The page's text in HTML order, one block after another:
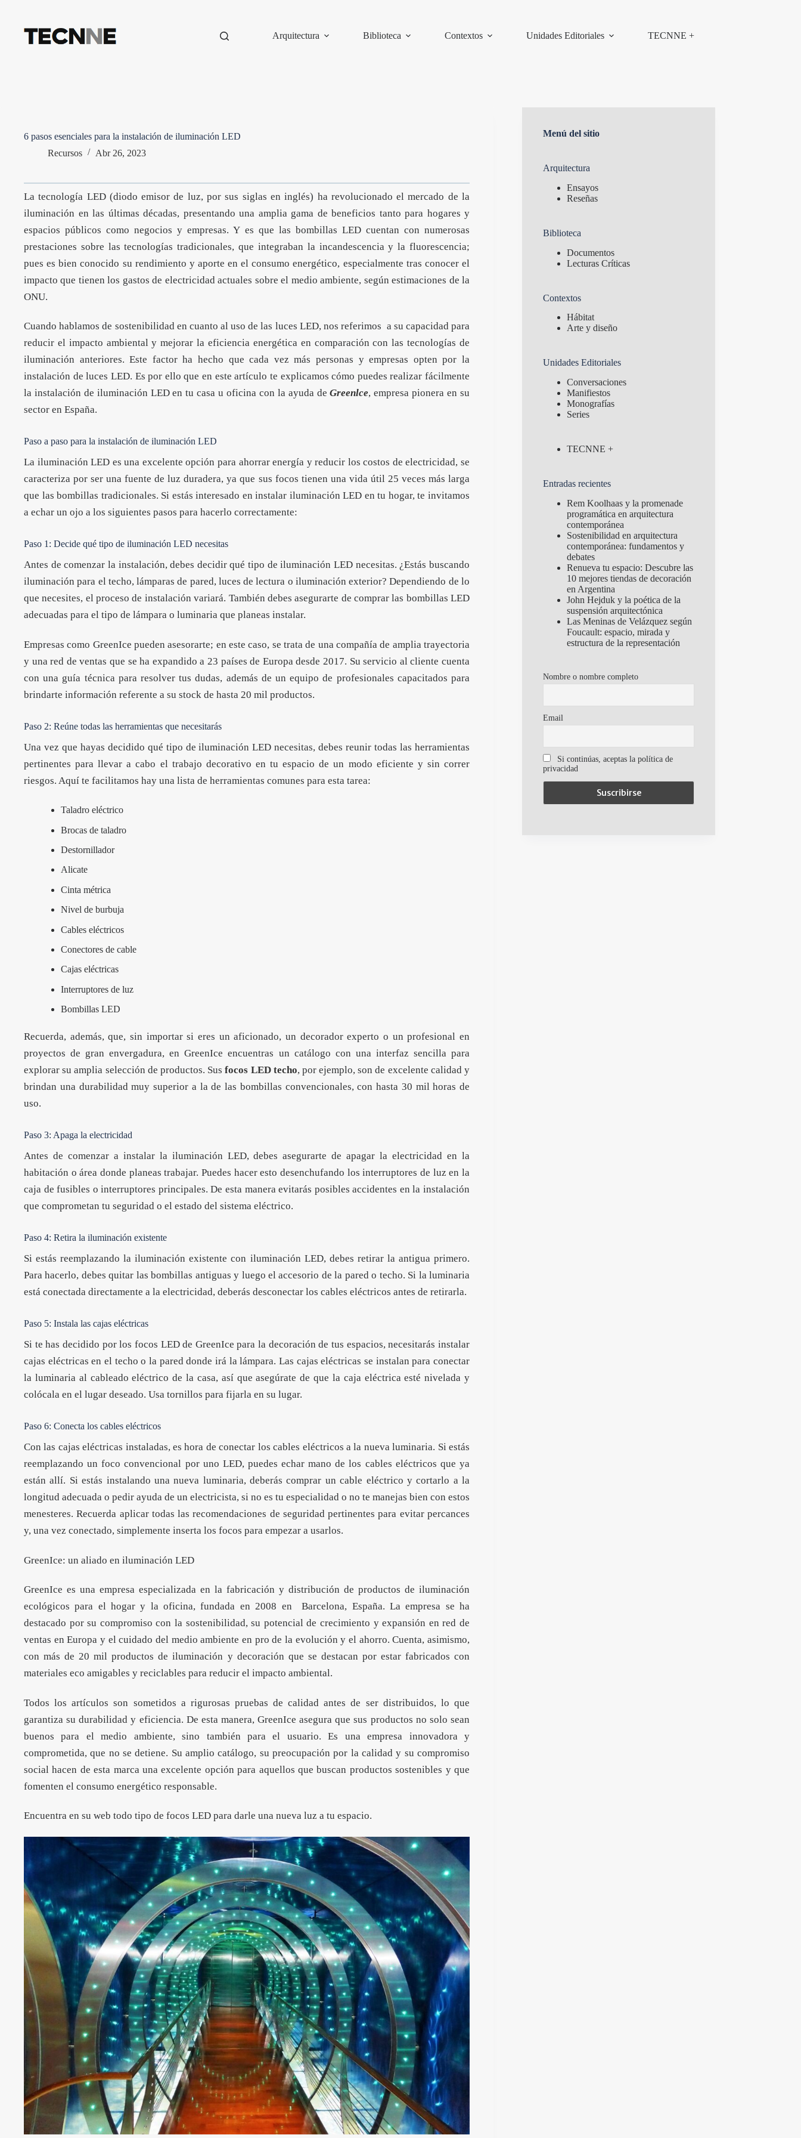
contenido
Arquitectura
Biblioteca Contextos Unidades Editoriales TECNNE +
6 pasos esenciales para la instalación de iluminación LED
Recursos
Abr 26, 2023
La tecnología LED (diodo emisor de luz, por sus siglas en inglés) ha revolucionado el mercado de la
iluminación en las últimas décadas, presentando una amplia gama de beneficios tanto para hogares y
espacios públicos como negocios y empresas. Y es que las bombillas LED cuentan con numerosas
prestaciones sobre las tecnologías tradicionales, que integraban la incandescencia y la fluorescencia;
pues es bien conocido su rendimiento y aporte en el consumo energético, especialmente tras conocer el
impacto que tienen los gastos de electricidad actuales sobre el medio ambiente, según estimaciones de la
ONU.
Cuando hablamos de sostenibilidad en cuanto al uso de las luces LED, nos referimos a su capacidad para
reducir el impacto ambiental y mejorar la eficiencia energética en comparación con las tecnologías de
iluminación anteriores. Este factor ha hecho que cada vez más personas y empresas opten por la
instalación de luces LED. Es por ello que en este artículo te explicamos cómo puedes realizar fácilmente
la instalación de iluminación LED en tu casa u oficina con la ayuda deGreenlce, empresa pionera en su
sector en España.
Paso a paso para la instalación de iluminación LED
La iluminación LED es una excelente opción para ahorrar energía y reducir los costos de electricidad, se
caracteriza por ser una fuente de luz duradera, ya que sus focos tienen una vida útil 25 veces más larga
que las bombillas tradicionales. Si estás interesado en instalar iluminación LED en tu hogar, te invitamos
a echar un ojo a los siguientes pasos para hacerlo correctamente:
Paso 1: Decide qué tipo de iluminación LED necesitas
Antes de comenzar la instalación, debes decidir qué tipo de iluminación LED necesitas. ¿Estás buscando
iluminación para el techo, lámparas de pared, luces de lectura o iluminación exterior? Dependiendo de lo
que necesites, el proceso de instalación variará. También debes asegurarte de comprar las bombillas LED
adecuadas para el tipo de lámpara o luminaria que planeas instalar.
Empresas como GreenIce pueden asesorarte; en este caso, se trata de una compañía de amplia trayectoria
y una red de ventas que se ha expandido a 23 países de Europa desde 2017. Su servicio al cliente cuenta
con una guía técnica para resolver tus dudas, además de un equipo de profesionales capacitados para
brindarte información referente a su stock de hasta 20 mil productos.
Paso 2: Reúne todas las herramientas que necesitarás
Una vez que hayas decidido qué tipo de iluminación LED necesitas, debes reunir todas las herramientas
pertinentes para llevar a cabo el trabajo decorativo en tu espacio de un modo eficiente y sin correr
riesgos. Aquí te facilitamos hay una lista de herramientas comunes para esta tarea:
Taladro eléctrico
Brocas de taladro
Destornillador
Alicate
Cinta métrica
Nivel de burbuja
Cables eléctricos
Conectores de cable
Cajas eléctricas
Interruptores de luz
Bombillas LED
Recuerda, además, que, sin importar si eres un aficionado, un decorador experto o un profesional en
proyectos de gran envergadura, en GreenIce encuentras un catálogo con una interfaz sencilla para
explorar su amplia selección de productos. Susfocos LED techo, por ejemplo, son de excelente calidad y
brindan una durabilidad muy superior a la de las bombillas convencionales, con hasta 30 mil horas de
uso.
Paso 3: Apaga la electricidad
Antes de comenzar a instalar la iluminación LED, debes asegurarte de apagar la electricidad en la
habitación o área donde planeas trabajar. Puedes hacer esto desenchufando los interruptores de luz en la
caja de fusibles o interruptores principales. De esta manera evitarás posibles accidentes en la instalación
que comprometan tu seguridad o el estado del sistema eléctrico.
​​Paso 4: Retira la iluminación existente
Si estás reemplazando la iluminación existente con iluminación LED, debes retirar la antigua primero.
Para hacerlo, debes quitar las bombillas antiguas y luego el accesorio de la pared o techo. Si la luminaria
está conectada directamente a la electricidad, deberás desconectar los cables eléctricos antes de retirarla.
Paso 5: Instala las cajas eléctricas
Si te has decidido por los focos LED de GreenIce para la decoración de tus espacios, necesitarás instalar
cajas eléctricas en el techo o la pared donde irá la lámpara. Las cajas eléctricas se instalan para conectar
la luminaria al cableado eléctrico de la casa, así que asegúrate de que la caja eléctrica esté nivelada y
colócala en el lugar deseado. Usa tornillos para fijarla en su lugar.
Paso 6: Conecta los cables eléctricos
Con las cajas eléctricas instaladas, es hora de conectar los cables eléctricos a la nueva luminaria. Si estás
reemplazando un foco convencional por uno LED, puedes echar mano de los cables eléctricos que ya
están allí. Si estás instalando una nueva luminaria, deberás comprar un cable eléctrico y cortarlo a la
longitud adecuada o pedir ayuda de un electricista, si no es tu especialidad o no te manejas bien con estos
menesteres. Recuerda aplicar todas las recomendaciones de seguridad pertinentes para evitar percances
y, una vez conectado, simplemente inserta los focos para empezar a usarlos.
GreenIce: un aliado en iluminación LED
GreenIce es una empresa especializada en la fabricación y distribución de productos de iluminación
ecológicos para el hogar y la oficina, fundada en 2008 en Barcelona, España. La empresa se ha
destacado por su compromiso con la sostenibilidad, su potencial de crecimiento y expansión en red de
ventas en Europa y el cuidado del medio ambiente en pro de la evolución y el ahorro. Cuenta, asimismo,
con más de 20 mil productos de iluminación y decoración que se destacan por estar fabricados con
materiales eco amigables y reciclables para reducir el impacto ambiental.
Todos los artículos son sometidos a rigurosas pruebas de calidad antes de ser distribuidos, lo que
garantiza su durabilidad y eficiencia. De esta manera, GreenIce asegura que sus productos no solo sean
buenos para el medio ambiente, sino también para el usuario. Es una empresa innovadora y
comprometida, que no se detiene. Su amplio catálogo, su preocupación por la calidad y su compromiso
social hacen de esta marca una excelente opción para aquellos que buscan productos sostenibles y que
fomenten el consumo energético responsable.
Encuentra en su web todo tipo de focos LED para darle una nueva luz a tu espacio.
Menú del sitio
Arquitectura
Ensayos
Reseñas
Biblioteca
Documentos
Lecturas Críticas
Contextos
Hábitat
Arte y diseño
Unidades Editoriales
Conversaciones
Manifiestos
Monografías
Series
TECNNE +
Entradas recientes
Rem Koolhaas y la promenade
programática en arquitectura
contemporánea
Sostenibilidad en arquitectura
contemporánea: fundamentos y
debates
Renueva tu espacio: Descubre las
10 mejores tiendas de decoración
en Argentina
John Hejduk y la poética de la
suspensión arquitectónica
Las Meninas de Velázquez según
Foucault: espacio, mirada y
estructura de la representación
Nombre o nombre completo
Email
Si continúas, aceptas la política de
privacidad